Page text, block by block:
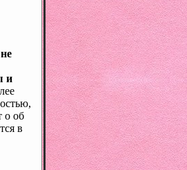
и
о об
в